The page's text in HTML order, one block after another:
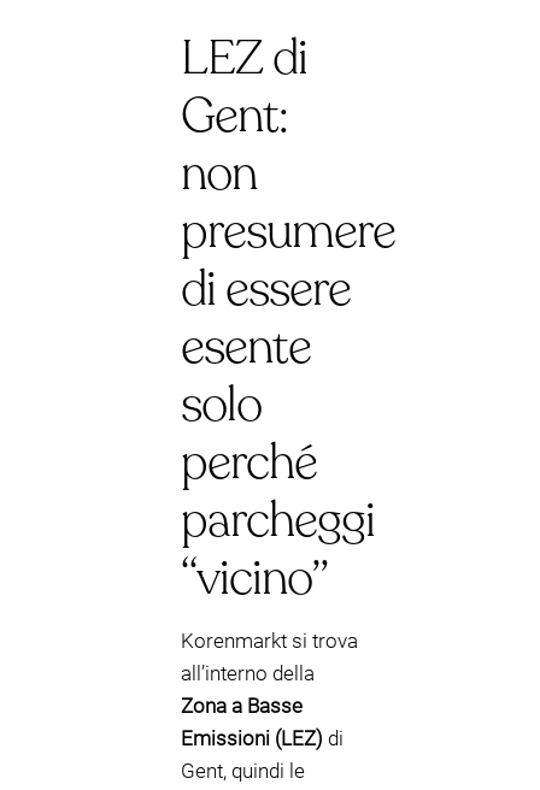
LEZ di
Gent:
non
presumere
di essere
esente
solo
perché
parcheggi
“vicino”
Korenmarkt si trova
all’interno della
Zona a Basse
Emissioni (LEZ) di
Gent, quindi le